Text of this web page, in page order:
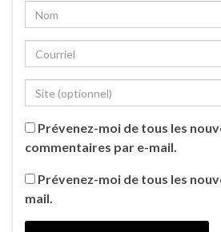
Prévenez-moi de tous les
commentaires par e-mail.
Prévenez-moi de tous les
mail.